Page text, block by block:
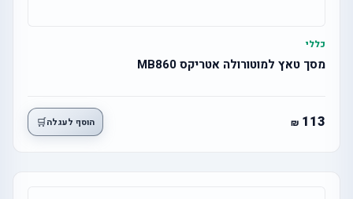
כללי
מסך טאץ למוטורולה אטריקס MB860
113 הוסף לעגלה🛒